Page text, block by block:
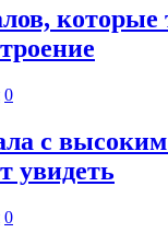
которые
0
с
увидеть
0